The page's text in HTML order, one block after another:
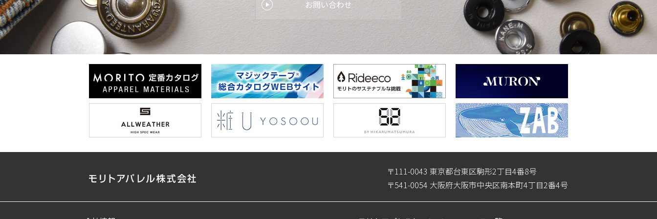
お問い合わせ
〒111-0043 東京都台東区駒形2丁目4番8号
〒541-0054 大阪府大阪市中央区南本町4丁目2番4号